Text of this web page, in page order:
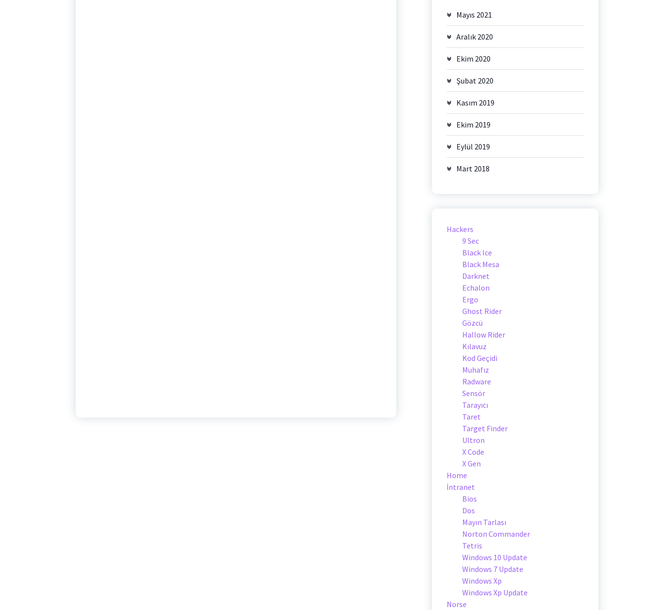
Mayıs 2021
Aralık 2020
Ekim 2020
Şubat 2020
Kasım 2019
Ekim 2019
Eylül 2019
Mart 2018
Hackers
9 Sec
Black Ice
Black Mesa
Darknet
Echalon
Ergo
Ghost Rider
Gözcü
Hallow Rider
Kılavuz
Kod Geçidi
Muhafız
Radware
Sensör
Tarayıcı
Taret
Target Finder
Ultron
X Code
X Gen
Home
İntranet
Bios
Dos
Mayın Tarlası
Norton Commander
Tetris
Windows 10 Update
Windows 7 Update
Windows Xp
Windows Xp Update
Norse